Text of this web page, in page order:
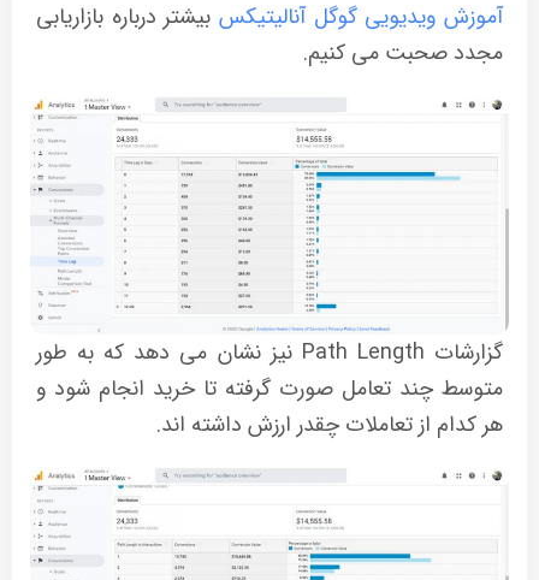
آموزش ویدیویی گوگل آنالیتیکس بیشتر درباره بازاریابی
مجدد صحبت می کنیم.
گزارشات Path Length نیز نشان می دهد که به طور
متوسط چند تعامل صورت گرفته تا خرید انجام شود و
هر کدام از تعاملات چقدر ارزش داشته اند.